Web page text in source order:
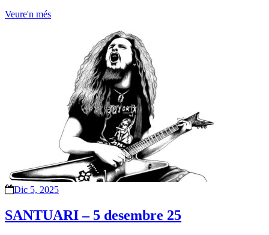
Veure'n més
Dic 5, 2025
SANTUARI – 5 desembre 25